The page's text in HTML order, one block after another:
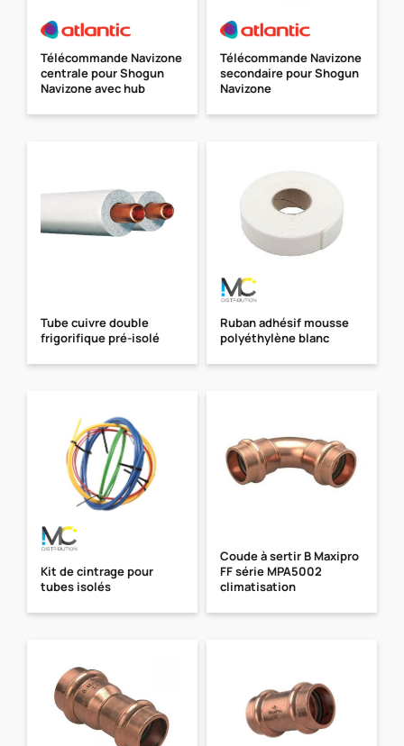
Télécommande Navizone
centrale pour Shogun
Navizone avec hub
Télécommande Navizone
secondaire pour Shogun
Navizone
Tube cuivre double
frigorifique pré-isolé
Ruban adhésif mousse
polyéthylène blanc
Kit de cintrage pour
tubes isolés
Coude à sertir B Maxipro
FF série MPA5002
climatisation